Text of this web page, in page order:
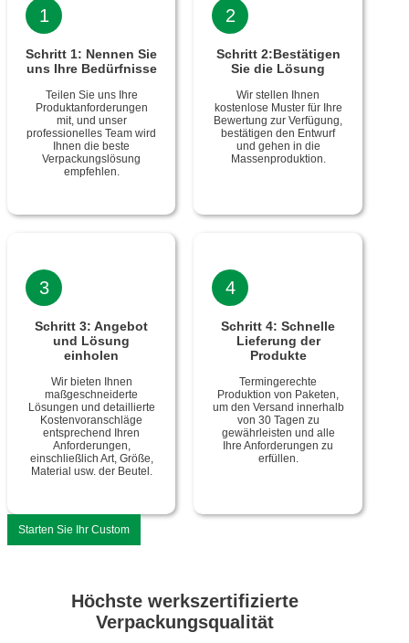
1
Schritt 1: Nennen Sie
uns Ihre Bedürfnisse
Teilen Sie uns Ihre
Produktanforderungen
mit, und unser
professionelles Team wird
Ihnen die beste
Verpackungslösung
empfehlen.
2
Schritt 2:Bestätigen
Sie die Lösung
Wir stellen Ihnen
kostenlose Muster für Ihre
Bewertung zur Verfügung,
bestätigen den Entwurf
und gehen in die
Massenproduktion.
3
Schritt 3: Angebot
und Lösung
einholen
Wir bieten Ihnen
maßgeschneiderte
Lösungen und detaillierte
Kostenvoranschläge
entsprechend Ihren
Anforderungen,
einschließlich Art, Größe,
Material usw. der Beutel.
4
Schritt 4: Schnelle
Lieferung der
Produkte
Termingerechte
Produktion von Paketen,
um den Versand innerhalb
von 30 Tagen zu
gewährleisten und alle
Ihre Anforderungen zu
erfüllen.
Starten Sie Ihr Custom
Höchste werkszertifizierte
Verpackungsqualität